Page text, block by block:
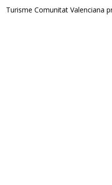
Turisme Comunitat Valenciana